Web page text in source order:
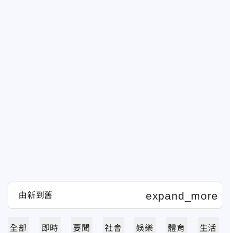
全部 即時 要聞 社會 娛樂 體育 生活